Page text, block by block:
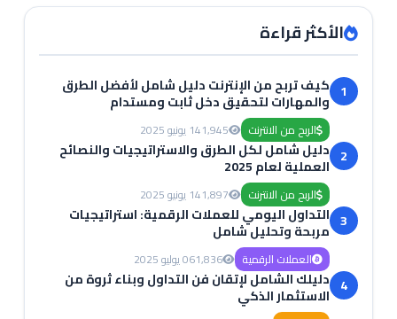
الأكثر قراءة
1 كيف تربح من الإنترنت دليل شامل لأفضل الطرق
والمهارات لتحقيق دخل ثابت ومستدام
الربح من الانترنت 1,94514 يونيو 2025
2 دليل شامل لكل الطرق والاستراتيجيات والنصائح
العملية لعام 2025
الربح من الانترنت 1,89714 يونيو 2025
3 التداول اليومي للعملات الرقمية: استراتيجيات
مربحة وتحليل شامل
العملات الرقمية 1,83606 يوليو 2025
4 دليلك الشامل لإتقان فن التداول وبناء ثروة من
الاستثمار الذكي